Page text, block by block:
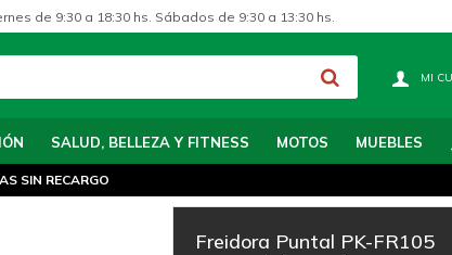
SALUD, BELLEZA Y FITNESS MOTOS MUEBLES
de 9:30 a 18:30 hs. Sábados de 9:30 a 13:30 hs.
SIN RECARGO
Freidora Puntal PK-FR105